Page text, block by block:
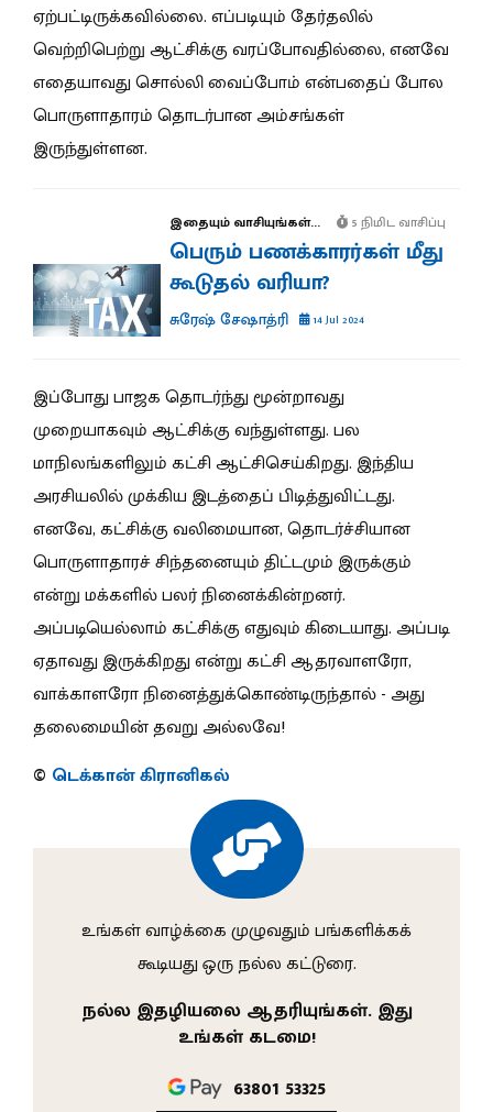
ஏற்பட்டிருக்கவில்லை. எப்படியும் தேர்தலில்
வெற்றிபெற்று ஆட்சிக்கு வரப்போவதில்லை, எனவே
எதையாவது சொல்லி வைப்போம் என்பதைப் போல
பொருளாதாரம் தொடர்பான அம்சங்கள்
இருந்துள்ளன.
இதையும் வாசியுங்கள்... 5 நிமிட வாசிப்பு
பெரும் பணக்காரர்கள் மீது
கூடுதல் வரியா?
சுரேஷ் சேஷாத்ரி 14 Jul 2024
இப்போது பாஜக தொடர்ந்து மூன்றாவது
முறையாகவும் ஆட்சிக்கு வந்துள்ளது. பல
மாநிலங்களிலும் கட்சி ஆட்சிசெய்கிறது. இந்திய
அரசியலில் முக்கிய இடத்தைப் பிடித்துவிட்டது.
எனவே, கட்சிக்கு வலிமையான, தொடர்ச்சியான
பொருளாதாரச் சிந்தனையும் திட்டமும் இருக்கும்
என்று மக்களில் பலர் நினைக்கின்றனர்.
அப்படியெல்லாம் கட்சிக்கு எதுவும் கிடையாது. அப்படி
ஏதாவது இருக்கிறது என்று கட்சி ஆதரவாளரோ,
வாக்காளரோ நினைத்துக்கொண்டிருந்தால் - அது
தலைமையின் தவறு அல்லவே!
© டெக்கான் கிரானிகல்
உங்கள் வாழ்க்கை முழுவதும் பங்களிக்கக்
கூடியது ஒரு நல்ல கட்டுரை.
நல்ல இதழியலை ஆதரியுங்கள். இது
உங்கள் கடமை!
63801 53325